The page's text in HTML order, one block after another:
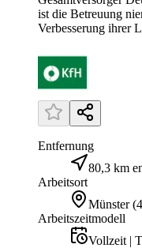
ist die Betreuung
Verbesserung ihrer
Entfernung
80,3 km
Arbeitsort
Münster (
Arbeitszeitmodell
Vollzeit |